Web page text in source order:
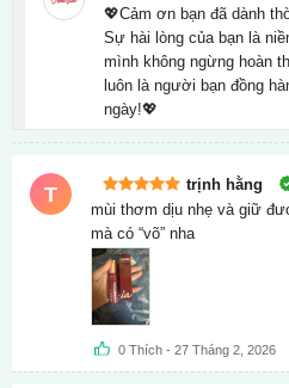
💖Cảm ơn bạn đã dành
Sự hài lòng của bạn là
mình không ngừng hoàn
luôn là người bạn đồng
ngày!💖
T
Được xếp
sao
trịnh hằng
mùi thơm dịu nhẹ và giữ
mà có “võ” nha
0 Thích -27 Tháng 2, 2026